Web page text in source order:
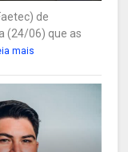
de
(24/06) que as
mais